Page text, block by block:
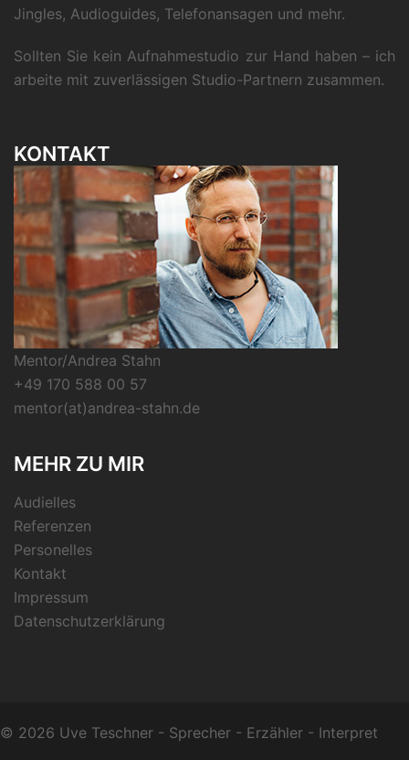
Jingles, Audioguides, Telefonansagen und mehr.
Sollten Sie kein Aufnahmestudio zur Hand haben – ich
arbeite mit zuverlässigen Studio-Partnern zusammen.
KONTAKT
Mentor/Andrea Stahn
+49 170 588 00 57
mentor(at)andrea-stahn.de
MEHR ZU MIR
Audielles
Referenzen
Personelles
Kontakt
Impressum
Datenschutzerklärung
© 2026 Uve Teschner - Sprecher - Erzähler - Interpret